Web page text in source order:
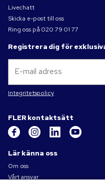
Livechatt
Skicka e-post till oss
Ring oss på 020 79 01 77
Registrera dig för
Integritetspolicy
FLER kontaktsätt
Lär känna oss
Om oss
Vårt ansvar